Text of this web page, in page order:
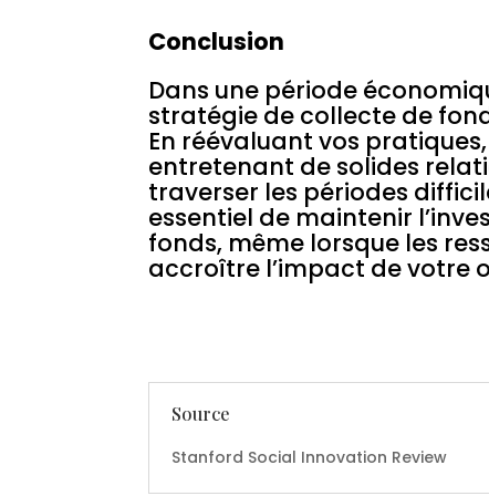
Conclusion
Dans une période
stratégie de collecte de
En réévaluant vos
entretenant de solides
traverser les périodes
essentiel de maintenir
fonds, même lorsque les
accroître l’impact de votre
Source
Stanford Social Innovation Review